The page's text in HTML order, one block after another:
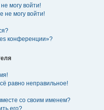
могу войти!
не могу войти!
конференции»?
равно неправильное!
со своим именем?
его?